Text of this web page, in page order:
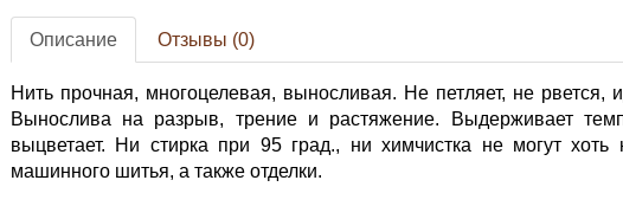
Описание Отзывы (0)
Нить прочная, многоцелевая, выносливая. Не петляет, не
Вынослива на разрыв, трение и растяжение. Выдерживает
выцветает. Ни стирка при 95 град., ни химчистка не могут
машинного шитья, а также отделки.